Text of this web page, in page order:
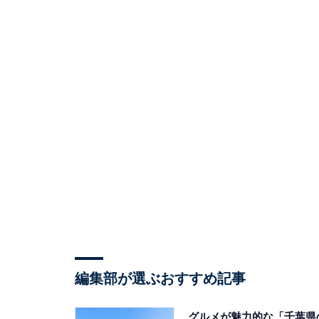
編集部が選ぶおすすめ記事
グルメが魅力的な「千葉県